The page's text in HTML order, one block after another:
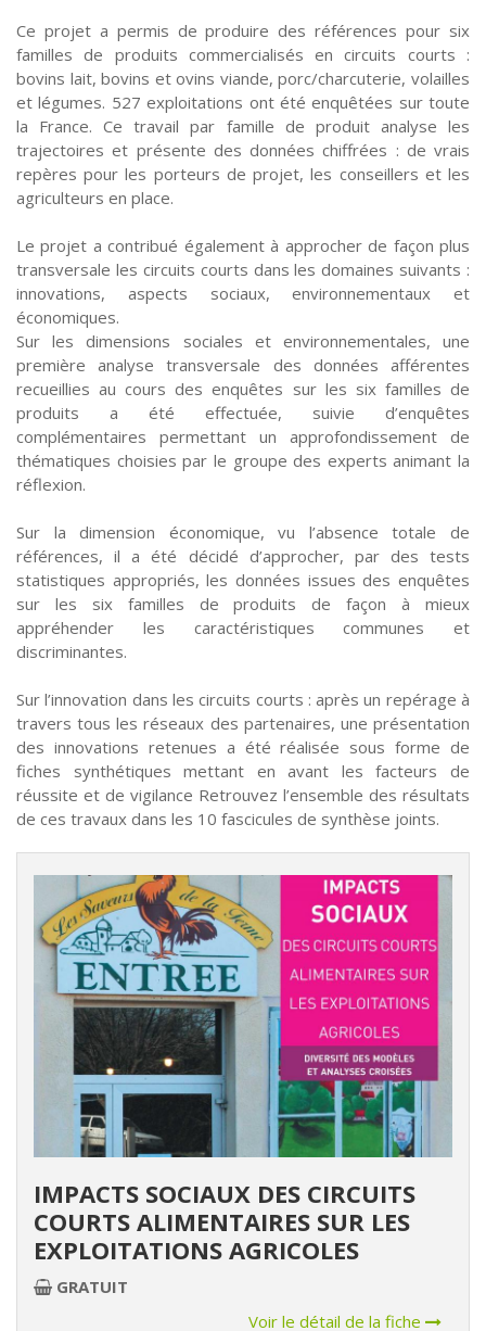
Ce projet a permis de produire des références pour six
familles de produits commercialisés en circuits courts :
bovins lait, bovins et ovins viande, porc/charcuterie, volailles
et légumes. 527 exploitations ont été enquêtées sur toute
la France. Ce travail par famille de produit analyse les
trajectoires et présente des données chiffrées : de vrais
repères pour les porteurs de projet, les conseillers et les
agriculteurs en place.
Le projet a contribué également à approcher de façon plus
transversale les circuits courts dans les domaines suivants :
innovations, aspects sociaux, environnementaux et
économiques.
Sur les dimensions sociales et environnementales, une
première analyse transversale des données afférentes
recueillies au cours des enquêtes sur les six familles de
produits a été effectuée, suivie d’enquêtes
complémentaires permettant un approfondissement de
thématiques choisies par le groupe des experts animant la
réflexion.
Sur la dimension économique, vu l’absence totale de
références, il a été décidé d’approcher, par des tests
statistiques appropriés, les données issues des enquêtes
sur les six familles de produits de façon à mieux
appréhender les caractéristiques communes et
discriminantes.
Sur l’innovation dans les circuits courts : après un repérage à
travers tous les réseaux des partenaires, une présentation
des innovations retenues a été réalisée sous forme de
fiches synthétiques mettant en avant les facteurs de
réussite et de vigilance Retrouvez l’ensemble des résultats
de ces travaux dans les 10 fascicules de synthèse joints.
IMPACTS SOCIAUX DES CIRCUITS
COURTS ALIMENTAIRES SUR LES
EXPLOITATIONS AGRICOLES
GRATUIT
Voir le détail de la fiche